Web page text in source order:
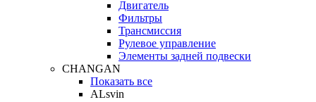
Двигатель
Фильтры
Трансмиссия
Рулевое управление
Элементы задней подвески
CHANGAN
Показать все
ALsvin